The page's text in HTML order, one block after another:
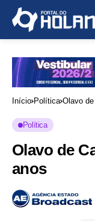
Início Política Olavo
Política
Olavo de
anos